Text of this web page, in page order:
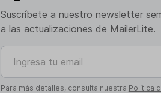
Suscríbete a nuestro newsletter
a las actualizaciones de MailerLite.
Ingresa tu email
Para más detalles, consulta nuestra Política